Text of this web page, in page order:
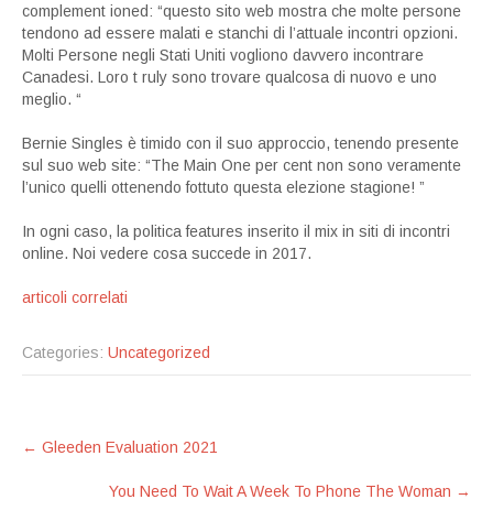
complement ioned: “questo sito web mostra che molte persone
tendono ad essere malati e stanchi di l’attuale incontri opzioni.
Molti Persone negli Stati Uniti vogliono davvero incontrare
Canadesi. Loro t ruly sono trovare qualcosa di nuovo e uno
meglio. “
Bernie Singles è timido con il suo approccio, tenendo presente
sul suo web site: “The Main One per cent non sono veramente
l’unico quelli ottenendo fottuto questa elezione stagione! ”
In ogni caso, la politica features inserito il mix in siti di incontri
online. Noi vedere cosa succede in 2017.
articoli correlati
Categories: Uncategorized
Post
navigation
← Gleeden Evaluation 2021
You Need To Wait A Week To Phone The Woman →